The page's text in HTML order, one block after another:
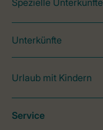
Spezielle Unterkünfte
Unterkünfte
Urlaub mit Kindern
Service